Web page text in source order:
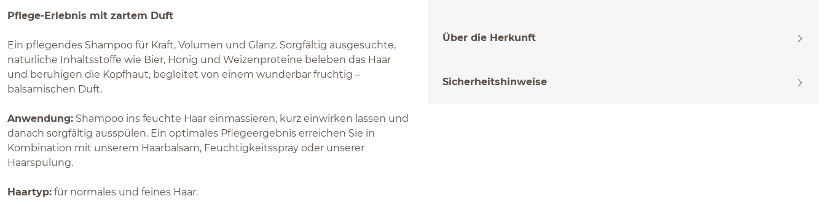
Pflege-Erlebnis mit zartem Duft
Ein pflegendes Shampoo für Kraft, Volumen und Glanz. Sorgfältig ausgesuchte,
natürliche Inhaltsstoffe wie Bier, Honig und Weizenproteine beleben das Haar
und beruhigen die Kopfhaut, begleitet von einem wunderbar fruchtig –
balsamischen Duft.
Anwendung: Shampoo ins feuchte Haar einmassieren, kurz einwirken lassen und
danach sorgfältig ausspülen. Ein optimales Pflegeergebnis erreichen Sie in
Kombination mit unserem Haarbalsam, Feuchtigkeitsspray oder unserer
Haarspülung.
Haartyp: für normales und feines Haar.
Über die Herkunft
Sicherheitshinweise